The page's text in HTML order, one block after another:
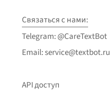
Связаться с нами:
Telegram: @CareTextBot
Email: service@textbot.ru
API доступ